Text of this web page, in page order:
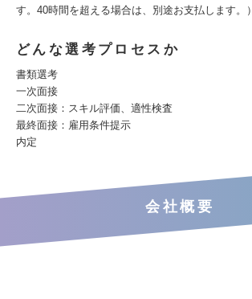
す。40時間を超える場合は、別途お支払します。）
どんな選考プロセスか
書類選考
一次面接
二次面接：スキル評価、適性検査
最終面接：雇用条件提示
内定
会社概要